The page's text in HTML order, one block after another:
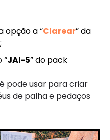
opção a “Clarear” da
“JAI-5” do pack
pode usar para criar
de palha e pedaços